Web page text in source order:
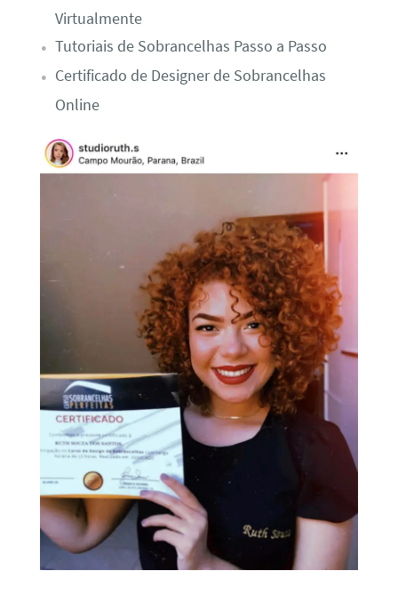
Virtualmente
Tutoriais de Sobrancelhas Passo a Passo
Certificado de Designer de Sobrancelhas
Online